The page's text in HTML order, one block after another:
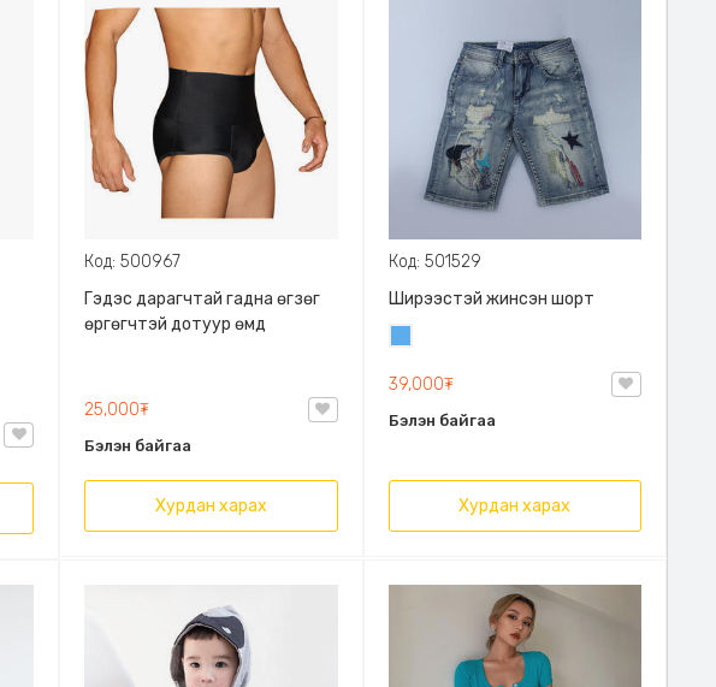
Код: 500967
Гэдэс дарагчтай гадна өгзөг
өргөгчтэй дотуур өмд
25,000₮
Бэлэн байгаа
Хурдан харах
Код: 501529
Ширээстэй жинсэн шорт
39,000₮
Бэлэн байгаа
Хурдан харах